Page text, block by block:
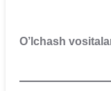
O’lchash